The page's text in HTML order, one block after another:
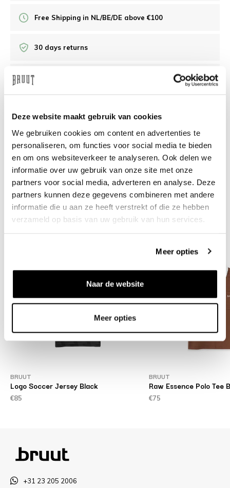
Deze website maakt gebruik van cookies
We gebruiken cookies om content en advertenties te
personaliseren, om functies voor social media te bieden
en om ons websiteverkeer te analyseren. Ook delen we
informatie over uw gebruik van onze site met onze
partners voor social media, adverteren en analyse. Deze
partners kunnen deze gegevens combineren met andere
informatie die u aan ze heeft verstrekt of die ze hebben
verzameld op basis van uw gebruik van hun services.
Meer opties
Naar de website
Meer opties
Free Shipping in NL/BE/DE above €100
30 days returns
Need help?We're glad to help
info@bruut.nl Live chat Whatsapp
About this product
Shipment and returns
Related products
BRUUT
Logo Soccer Jersey Black
€85
BRUUT
Raw Essence Polo Tee
€75
+31 23 205 2006